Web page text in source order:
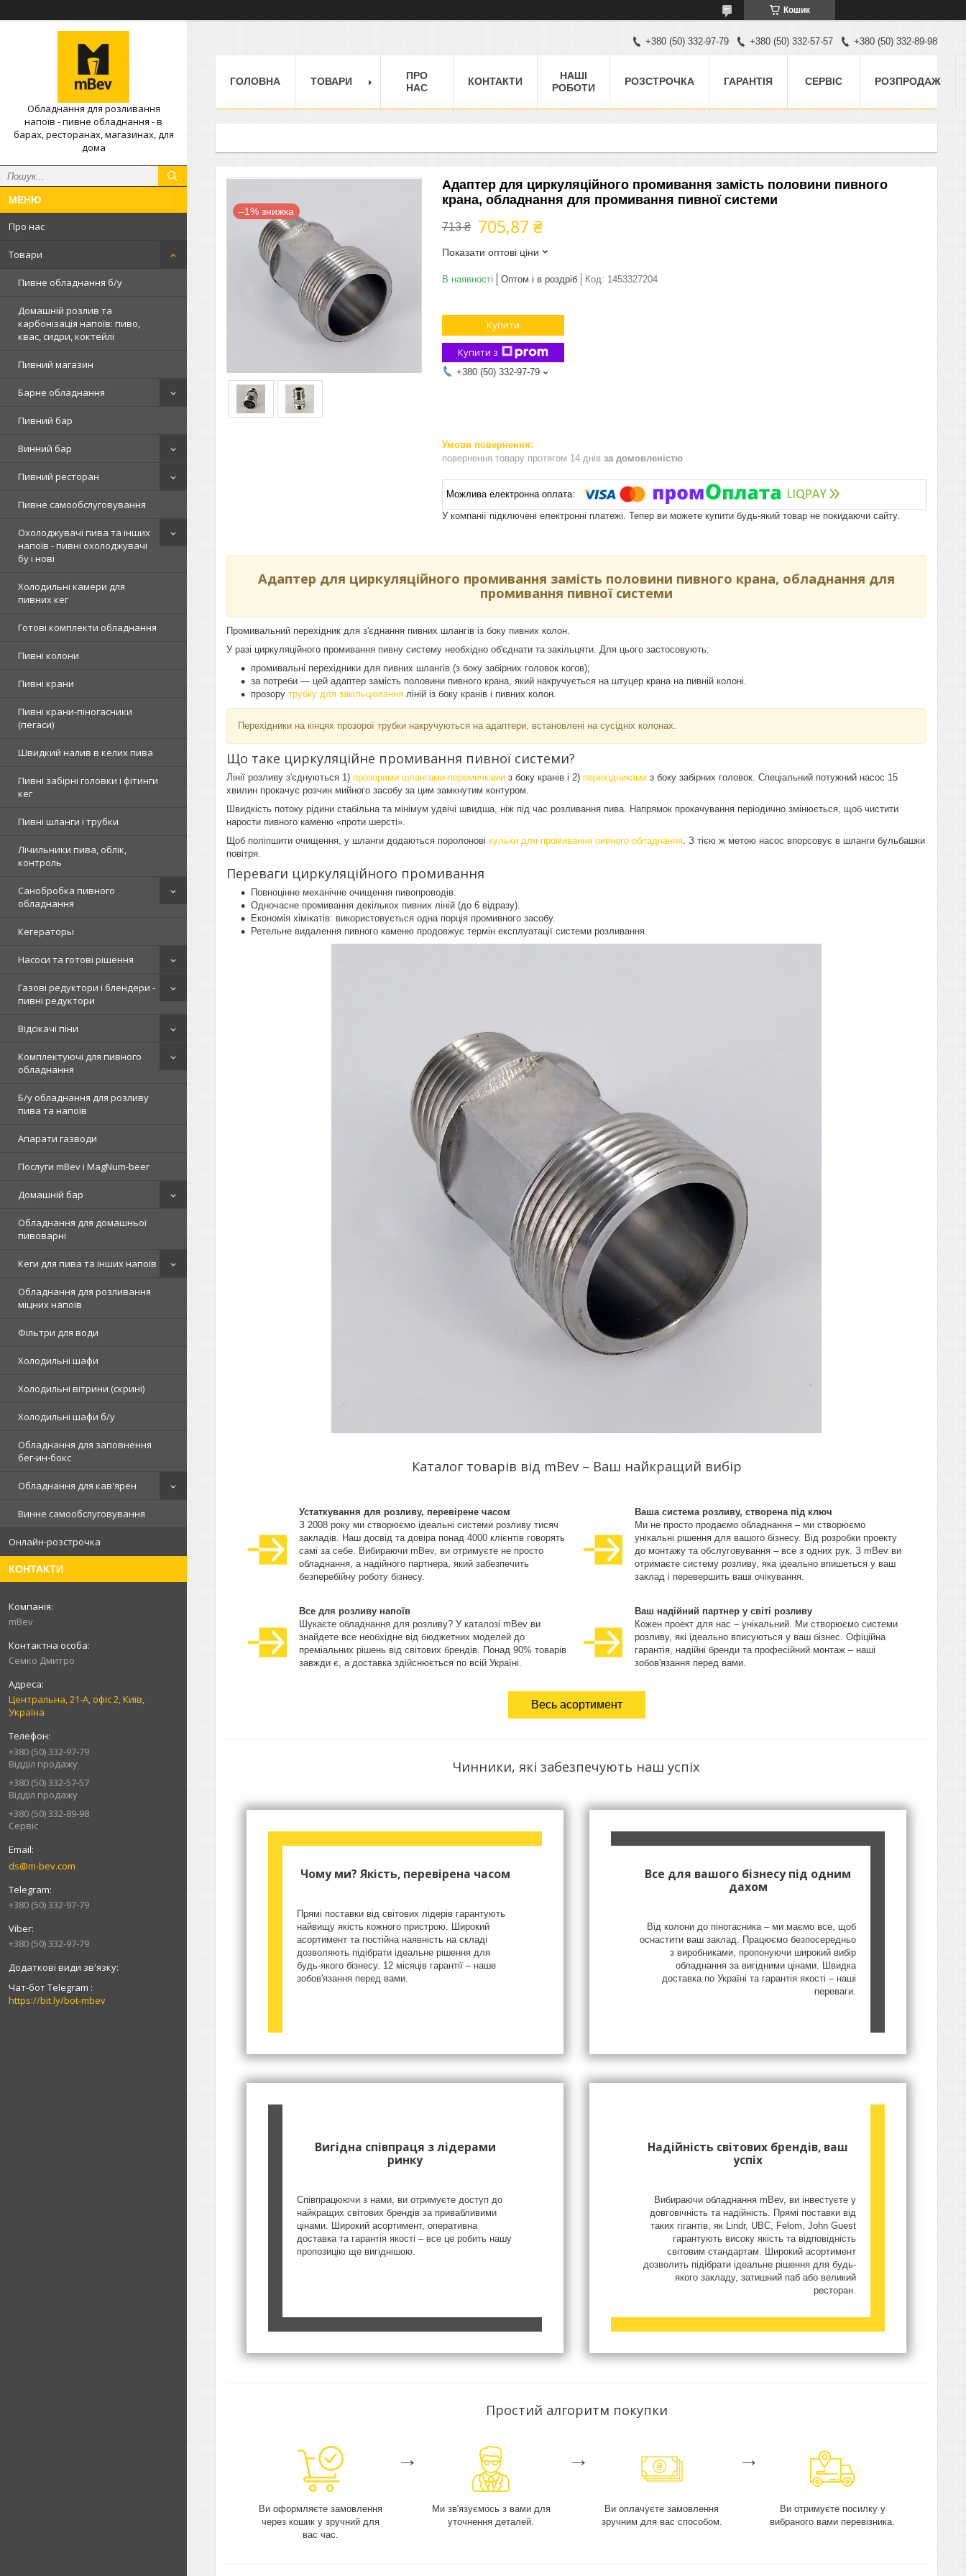
Кошик
Обладнання для розливання
напоїв - пивне обладнання - в
барах, ресторанах, магазинах, для
дома
Про нас
Товари
Пивне обладнання б/у
Домашній розлив та
карбонізація напоїв: пиво,
квас, сидри, коктейлі
Пивний магазин
Барне обладнання
Пивний бар
Винний бар
Пивний ресторан
Пивне самообслуговування
Охолоджувачі пива та інших
напоїв - пивні охолоджувачі
бу і нові
Холодильні камери для
пивних кег
Готові комплекти обладнання
Пивні колони
Пивні крани
Пивні крани-піногасники
(пегаси)
Швидкий налив в келих пива
Пивні забірні головки і фітинги
кег
Пивні шланги і трубки
Лічильники пива, облік,
контроль
Санобробка пивного
обладнання
Кегераторы
Насоси та готові рішення
Газові редуктори і блендери -
пивні редуктори
Відсікачі піни
Комплектуючі для пивного
обладнання
Б/у обладнання для розливу
пива та напоїв
Апарати газводи
Послуги mBev і MagNum-beer
Домашній бар
Обладнання для домашньої
пивоварні
Кеги для пива та інших напоїв
Обладнання для розливання
міцних напоїв
Фільтри для води
Холодильні шафи
Холодильні вітрини (скрині)
Холодильні шафи б/у
Обладнання для заповнення
бег-ин-бокс
Обладнання для кав'ярен
Винне самообслуговування
Онлайн-розстрочка
КОНТАКТИ
mBev
Cемко Дмитро
Центральна, 21-А, офіс 2, Київ,
Україна
+380 (50) 332-97-79
Відділ продажу
+380 (50) 332-57-57
Відділ продажу
+380 (50) 332-89-98
Сервіс
ds@m-bev.com
+380 (50) 332-97-79
+380 (50) 332-97-79
Чат-бот Telegram
https://bit.ly/bot-mbev
+380 (50) 332-97-79 +380 (50) 332-57-57 +380 (50) 332-89-98
ГОЛОВНА ТОВАРИ
ПРО
НАС
КОНТАКТИ
НАШІ
РОБОТИ
РОЗСТРОЧКА ГАРАНТІЯ СЕРВІС РОЗПРОДАЖ
–1%
Адаптер для циркуляційного промивання замість половини пивного
крана, обладнання для промивання пивної системи
713 ₴ 705,87 ₴
Показати оптові ціни
В наявності Оптом і в роздріб Код: 1453327204
Купити
Купити з
+380 (50) 332-97-79
повернення товару протягом 14 днів за домовленістю
У компанії підключені електронні платежі. Тепер ви можете купити будь-який товар не покидаючи сайту.
Адаптер для циркуляційного промивання замість половини пивного крана, обладнання для
промивання пивної системи
Промивальний перехідник для з'єднання пивних шлангів із боку пивних колон.
У разі циркуляційного промивання пивну систему необхідно об'єднати та закільцяти. Для цього застосовують:
промивальні перехідники для пивних шлангів (з боку забірних головок когов);
за потреби — цей адаптер замість половини пивного крана, який накручується на штуцер крана на пивній колоні.
прозору трубку для закільцювання ліній із боку кранів і пивних колон.
Перехідники на кінцях прозорої трубки накручуються на адаптери, встановлені на сусідніх колонах.
Що таке циркуляційне промивання пивної системи?
Лінії розливу з'єднуються 1) прозорими шлангами-перемичками з боку кранів і 2) перехідниками з боку забірних головок. Спеціальний потужний насос 15
хвилин прокачує розчин мийного засобу за цим замкнутим контуром.
Швидкість потоку рідини стабільна та мінімум удвічі швидша, ніж під час розливання пива. Напрямок прокачування періодично змінюється, щоб чистити
нарости пивного каменю «проти шерсті».
Щоб поліпшити очищення, у шланги додаються поролонові кульки для промивання пивного обладнання . З тією ж метою насос впорсовує в шланги бульбашки
повітря.
Переваги циркуляційного промивання
Повноцінне механічне очищення пивопроводів.
Одночасне промивання декількох пивних ліній (до 6 відразу).
Економія хімікатів: використовується одна порція промивного засобу.
Ретельне видалення пивного каменю продовжує термін експлуатації системи розливання.
Каталог товарів від mBev – Ваш найкращий вибір
Устаткування для розливу, перевірене часом
З 2008 року ми створюємо ідеальні системи розливу тисяч
закладів. Наш досвід та довіра понад 4000 клієнтів говорять
самі за себе. Вибираючи mBev, ви отримуєте не просто
обладнання, а надійного партнера, який забезпечить
безперебійну роботу бізнесу.
Все для розливу напоїв
Шукаєте обладнання для розливу? У каталозі mBev ви
знайдете все необхідне від бюджетних моделей до
преміальних рішень від світових брендів. Понад 90% товарів
завжди є, а доставка здійснюється по всій Україні.
Ваша система розливу, створена під ключ
Ми не просто продаємо обладнання – ми створюємо
унікальні рішення для вашого бізнесу. Від розробки проекту
до монтажу та обслуговування – все з одних рук. З mBev ви
отримаєте систему розливу, яка ідеально впишеться у ваш
заклад і перевершить ваші очікування.
Ваш надійний партнер у світі розливу
Кожен проект для нас – унікальний. Ми створюємо системи
розливу, які ідеально вписуються у ваш бізнес. Офіційна
гарантія, надійні бренди та професійний монтаж – наші
зобов'язання перед вами.
Весь асортимент
Чинники, які забезпечують наш успіх
Чому ми? Якість, перевірена часом
Прямі поставки від світових лідерів гарантують
найвищу якість кожного пристрою. Широкий
асортимент та постійна наявність на складі
дозволяють підібрати ідеальне рішення для
будь-якого бізнесу. 12 місяців гарантії – наше
зобов'язання перед вами.
Все для вашого бізнесу під одним
дахом
Від колони до піногасника – ми маємо все, щоб
оснастити ваш заклад. Працюємо безпосередньо
з виробниками, пропонуючи широкий вибір
обладнання за вигідними цінами. Швидка
доставка по Україні та гарантія якості – наші
переваги.
Вигідна співпраця з лідерами
ринку
Співпрацюючи з нами, ви отримуєте доступ до
найкращих світових брендів за привабливими
цінами. Широкий асортимент, оперативна
доставка та гарантія якості – все це робить нашу
пропозицію ще вигіднішою.
Надійність світових брендів, ваш
успіх
Вибираючи обладнання mBev, ви інвестуєте у
довговічність та надійність. Прямі поставки від
таких гігантів, як Lindr, UBC, Felom, John Guest
гарантують високу якість та відповідність
світовим стандартам. Широкий асортимент
дозволить підібрати ідеальне рішення для будь-
якого закладу, затишний паб або великий
ресторан.
Простий алгоритм покупки
Ви оформляєте замовлення
через кошик у зручний для
вас час.
→
Ми зв'язуємось з вами для
уточнення деталей.
→
Ви оплачуєте замовлення
зручним для вас способом.
→
Ви отримуєте посилку у
вибраного вами перевізника.